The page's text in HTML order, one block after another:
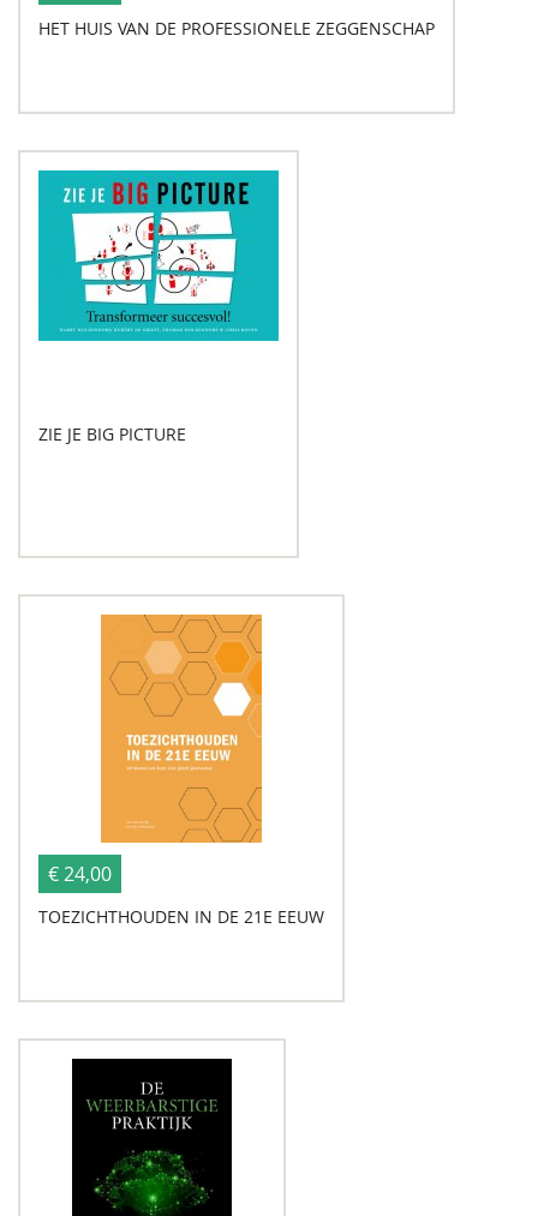
HET HUIS VAN DE PROFESSIONELE ZEGGENSCHAP
ZIE JE BIG PICTURE
€ 24,00
TOEZICHTHOUDEN IN DE 21E EEUW